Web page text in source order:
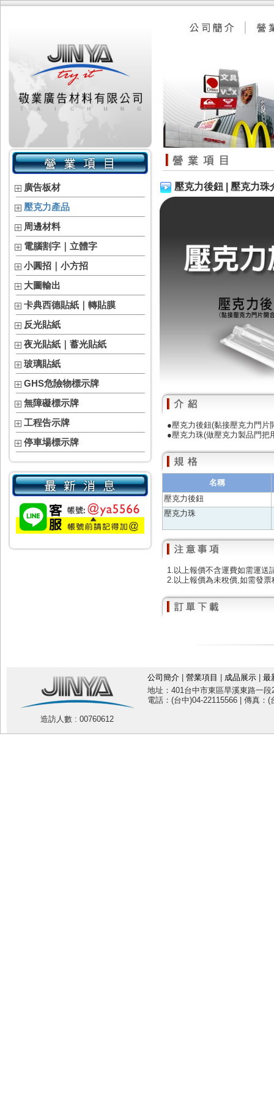
廣告板材
壓克力產品
周邊材料
電腦割字｜立體字
小圓招｜小方招
大圖輸出
卡典西德貼紙｜轉貼膜
反光貼紙
夜光貼紙｜蓄光貼紙
玻璃貼紙
GHS危險物標示牌
無障礙標示牌
工程告示牌
停車場標示牌
壓克力後鈕 | 壓克力珠
●壓克力後鈕(黏接壓克力門片
●壓克力珠(做壓克力製品門把
名稱
壓克力後鈕
壓克力珠
1.以上報價不含運費如需運送
2.以上報價為未稅價,如需發票
造訪人數 : 00760612
公司簡介 營業項目 成品展示
最
地址：401台中市東區旱溪東路一
電話：(台中)04-22115566 | 傳真：(